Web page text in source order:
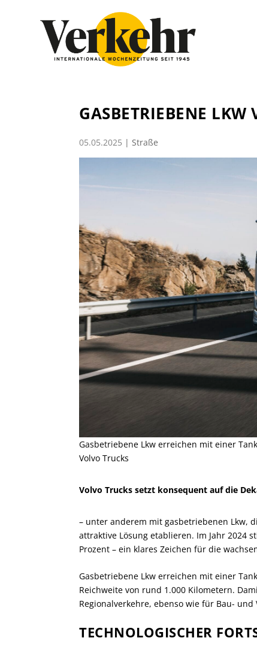
GASBETRIEBENE LKW
05.05.2025 | Straße
Gasbetriebene Lkw erreichen mit einer
Volvo Trucks
Volvo Trucks setzt konsequent auf die
– unter anderem mit gasbetriebenen Lkw,
attraktive Lösung etablieren. Im Jahr 2024
Prozent – ein klares Zeichen für die
Gasbetriebene Lkw erreichen mit einer
Reichweite von rund 1.000 Kilometern.
Regionalverkehre, ebenso wie für Bau- und
TECHNOLOGISCHER